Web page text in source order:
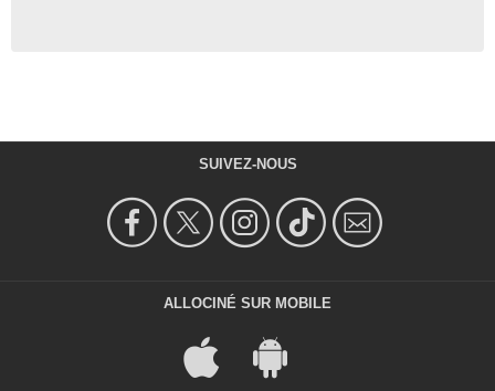
SUIVEZ-NOUS
ALLOCINÉ SUR MOBILE